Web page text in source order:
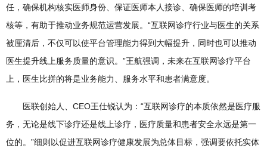
任，确保机构核实医师身份、保证医师本人接诊、确保医师的培训考
核等，有助于推动业务规范运营发展。“互联网诊疗行业与医生的关系
被厘清后，不仅可以使平台管理能力得到大幅提升，同时也可以推动
医生提升线上服务质量的意识。”王航强调，未来在互联网诊疗平台
上，医生比拼的将是业务能力、服务水平和患者满意度。
医联创始人、CEO王仕锐认为：“互联网诊疗的本质依然是医疗服
务，无论是线下诊疗还是线上诊疗，医疗质量和患者安全永远是第一
位的。”细则以促进互联网诊疗健康发展为总体目标，强调要依托实体